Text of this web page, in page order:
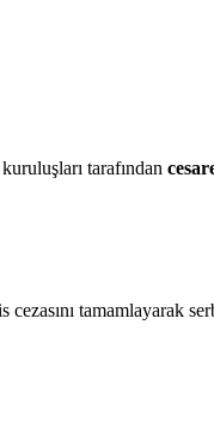
tarafından
tamamlayarak